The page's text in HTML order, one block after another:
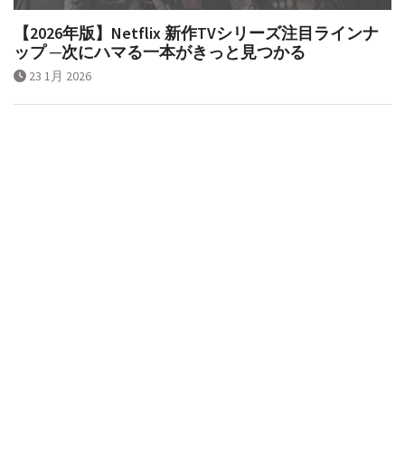
【2026年版】Netflix 新作TVシリーズ注目ラインナ
ップ ─次にハマる一本がきっと見つかる
23 1月 2026